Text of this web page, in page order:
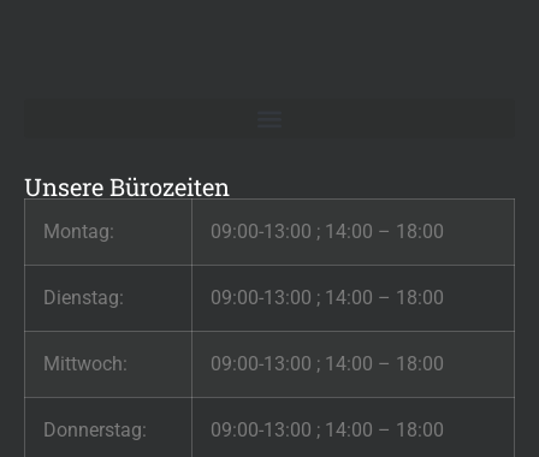
Unsere Bürozeiten
Montag: 09:00-13:00 ; 14:00 – 18:00
Dienstag: 09:00-13:00 ; 14:00 – 18:00
Mittwoch: 09:00-13:00 ; 14:00 – 18:00
Donnerstag: 09:00-13:00 ; 14:00 – 18:00